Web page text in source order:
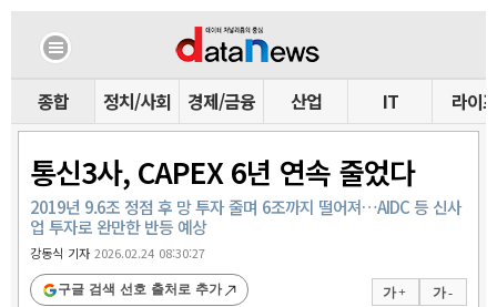
종합 정치/사회 경제/금융 산업 IT 라이프
통신3사, CAPEX 6년 연속 줄었다
2019년 9.6조 정점 후 망 투자 줄며 6조까지 떨어져…AIDC 등 신사
업 투자로 완만한 반등 예상
강동식 기자2026.02.24 08:30:27
가 + 가 -
구글 검색 선호 출처로 추가